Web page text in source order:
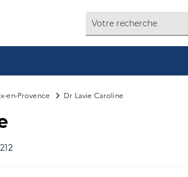
en-Provence Dr Lavie Caroline